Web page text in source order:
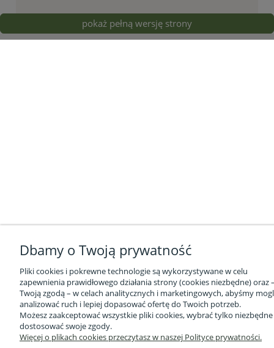
pokaż pełną wersję strony
Dbamy o Twoją prywatność
Pliki cookies i pokrewne technologie są wykorzystywane w celu
zapewnienia prawidłowego działania strony (cookies niezbędne) oraz
Twoją zgodą – w celach analitycznych i marketingowych, abyśmy
analizować ruch i lepiej dopasować ofertę do Twoich potrzeb.
Możesz zaakceptować wszystkie pliki cookies, wybrać tylko
dostosować swoje zgody.
Więcej o plikach cookies przeczytasz w naszej Polityce prywatności.